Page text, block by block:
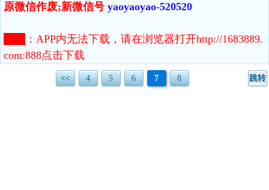
原微信作废;新微信号 yaoyaoyao-520520
： APP内无法下载，请在浏览器打开http://1683889.
com:888点击下载
<< 4 5 6 7 8 跳转